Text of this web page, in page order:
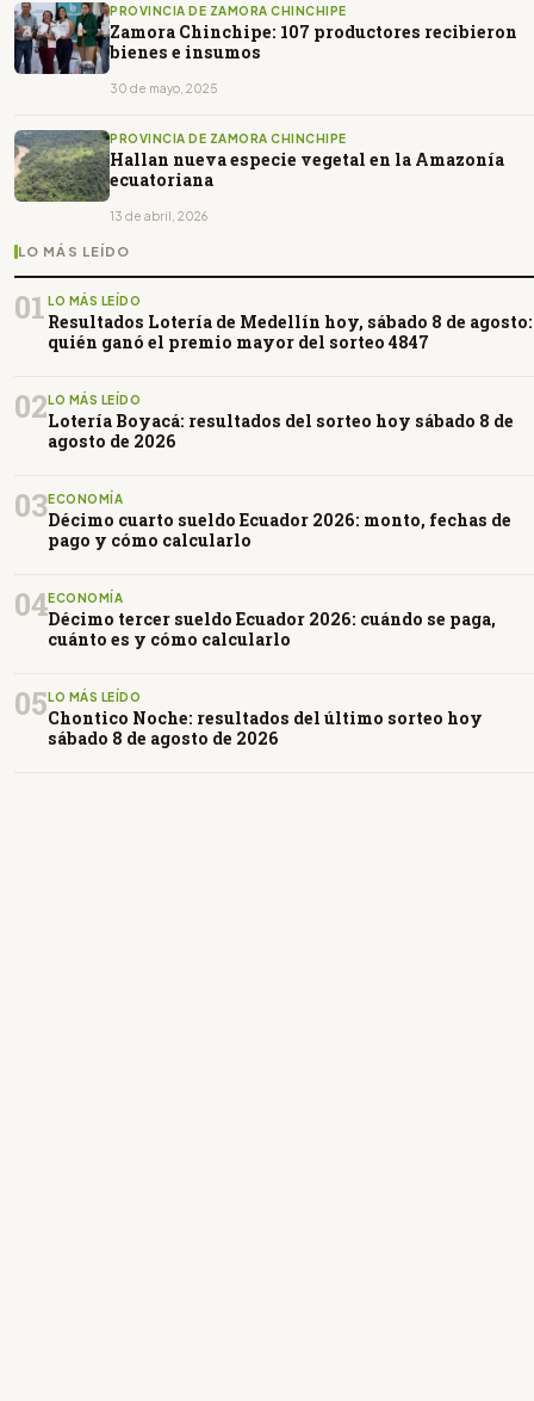
PROVINCIA DE ZAMORA CHINCHIPE
Zamora Chinchipe: 107 productores recibieron
bienes e insumos
30 de mayo, 2025
PROVINCIA DE ZAMORA CHINCHIPE
Hallan nueva especie vegetal en la Amazonía
ecuatoriana
13 de abril, 2026
LO MÁS LEÍDO
01 LO MÁS LEÍDO
Resultados Lotería de Medellín hoy, sábado 8 de agosto:
quién ganó el premio mayor del sorteo 4847
02LO MÁS LEÍDO
Lotería Boyacá: resultados del sorteo hoy sábado 8 de
agosto de 2026
03ECONOMÍA
Décimo cuarto sueldo Ecuador 2026: monto, fechas de
pago y cómo calcularlo
04ECONOMÍA
Décimo tercer sueldo Ecuador 2026: cuándo se paga,
cuánto es y cómo calcularlo
05LO MÁS LEÍDO
Chontico Noche: resultados del último sorteo hoy
sábado 8 de agosto de 2026